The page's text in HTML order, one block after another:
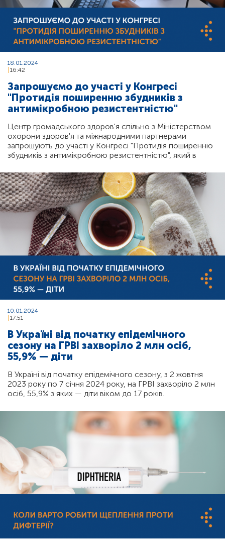
18.01.2024
16:42
Запрошуємо до участі у Конгресі
"Протидія поширенню збудників з
антимікробною резистентністю"
Центр громадського здоров'я спільно з Міністерством
охорони здоров'я та міжнародними партнерами
запрошують до участі у Конгресі "Протидія поширенню
збудників з антимікробною резистентністю", який в
10.01.2024
17:51
В Україні від початку епідемічного
сезону на ГРВІ захворіло 2 млн осіб,
55,9% — діти
В Україні від початку епідемічного сезону, з 2 жовтня
2023 року по 7 січня 2024 року, на ГРВІ захворіло 2 млн
осіб, 55,9% з яких — діти віком до 17 років.